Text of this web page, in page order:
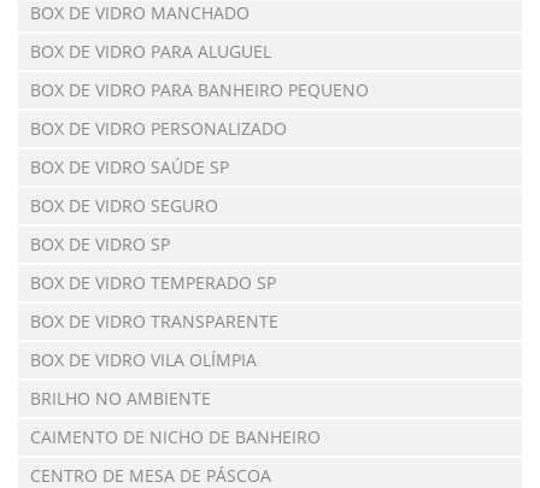
BOX DE VIDRO MANCHADO
BOX DE VIDRO PARA ALUGUEL
BOX DE VIDRO PARA BANHEIRO PEQUENO
BOX DE VIDRO PERSONALIZADO
BOX DE VIDRO SAÚDE SP
BOX DE VIDRO SEGURO
BOX DE VIDRO SP
BOX DE VIDRO TEMPERADO SP
BOX DE VIDRO TRANSPARENTE
BOX DE VIDRO VILA OLÍMPIA
BRILHO NO AMBIENTE
CAIMENTO DE NICHO DE BANHEIRO
CENTRO DE MESA DE PÁSCOA